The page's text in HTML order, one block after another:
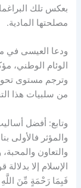
بعكس تلك
مصلحتها المادية.
ودعا العيسى في
الوئام الوطني،
وترجم مستوى
من سلبيات هذا
وتابع: أفضل
والمؤثر فالأولى
والتعاون
الإسلام إلا
فَبِمَا رَحْمَةٍ مِّنَ